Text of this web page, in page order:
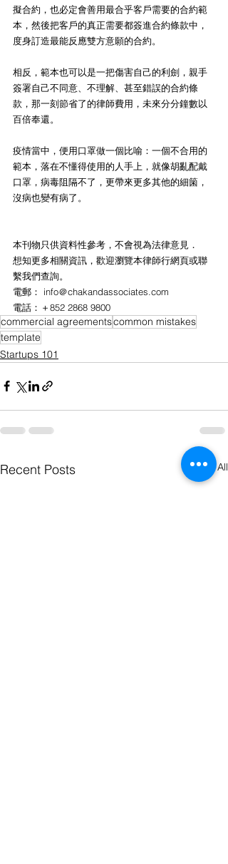
擬合約，也必定會善用最合乎客戶需要的合約範
本，然後把客戶的真正需要都簽進合約條款中，
度身訂造最能反應雙方意願的合約。
相反，範本也可以是一把傷害自己的利劍，親手
簽署自己不同意、不理解、甚至錯誤的合約條
款，那一刻節省了的律師費用，未來分分鐘數以
百倍奉還。
疫情當中，便用口罩做一個比喻：一個不合用的
範本，落在不懂得使用的人手上，就像胡亂配戴
口罩，病毒阻隔不了，更帶來更多其他的細箘，
沒病也變有病了。
本刊物只供資料性參考，不會視為法律意見．
想知更多相關資訊，歡迎瀏覽本律師行網頁或聯
繫我們查詢。
電郵： info＠chakandassociates.com
電話：＋852 2868 9800
commercial agreementscommon mistakes
template
Startups 101
Recent Posts See All